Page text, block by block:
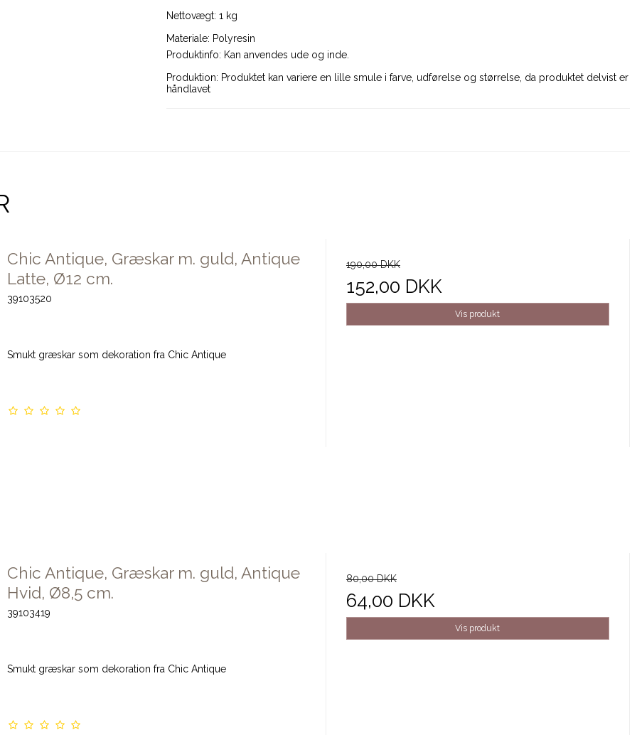
Nettovægt: 1 kg
Materiale: Polyresin
Produktinfo: Kan anvendes ude og inde.
Produktion: Produktet kan variere en lille smule i farve, udførelse og størrelse, da produktet delvist er
håndlavet
Chic Antique, Græskar m. guld, Antique
Latte, Ø12 cm.
39103520
Smukt græskar som dekoration fra Chic Antique
190,00 DKK
152,00 DKK
Vis produkt
Chic Antique, Græskar m. guld, Antique
Hvid, Ø8,5 cm.
39103419
Smukt græskar som dekoration fra Chic Antique
80,00 DKK
64,00 DKK
Vis produkt